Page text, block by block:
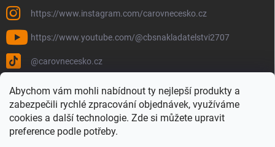
Abychom vám mohli nabídnout ty nejlepší produkty a
zabezpečili rychlé zpracování objednávek, využíváme
cookies a další technologie. Zde si můžete upravit
preference podle potřeby.
https://www.instagram.com/carovnecesko.cz
https://www.youtube.com/@cbsnakladatelstvi2707
@carovnecesko.cz